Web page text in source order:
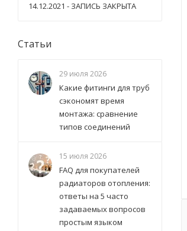
14.12.2021 - ЗАПИСЬ ЗАКРЫТА
Статьи
29 июля 2026
Какие фитинги для труб
сэкономят время
монтажа: сравнение
типов соединений
15 июля 2026
FAQ для покупателей
радиаторов отопления:
ответы на 5 часто
задаваемых вопросов
простым языком